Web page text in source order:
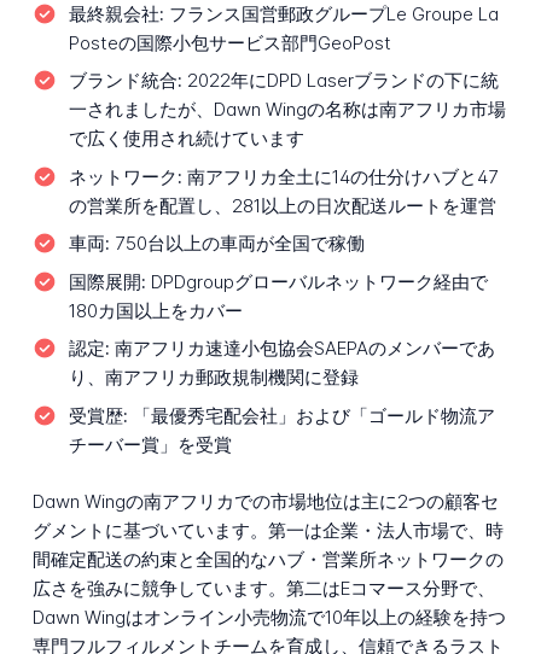
最終親会社: フランス国営郵政グループLe Groupe La
Posteの国際小包サービス部門GeoPost
ブランド統合: 2022年にDPD Laserブランドの下に統
一されましたが、Dawn Wingの名称は南アフリカ市場
で広く使用され続けています
ネットワーク: 南アフリカ全土に14の仕分けハブと47
の営業所を配置し、281以上の日次配送ルートを運営
車両: 750台以上の車両が全国で稼働
国際展開: DPDgroupグローバルネットワーク経由で
180カ国以上をカバー
認定: 南アフリカ速達小包協会SAEPAのメンバーであ
り、南アフリカ郵政規制機関に登録
受賞歴: 「最優秀宅配会社」および「ゴールド物流ア
チーバー賞」を受賞
Dawn Wingの南アフリカでの市場地位は主に2つの顧客セ
グメントに基づいています。第一は企業・法人市場で、時
間確定配送の約束と全国的なハブ・営業所ネットワークの
広さを強みに競争しています。第二はEコマース分野で、
Dawn Wingはオンライン小売物流で10年以上の経験を持つ
専門フルフィルメントチームを育成し、信頼できるラスト